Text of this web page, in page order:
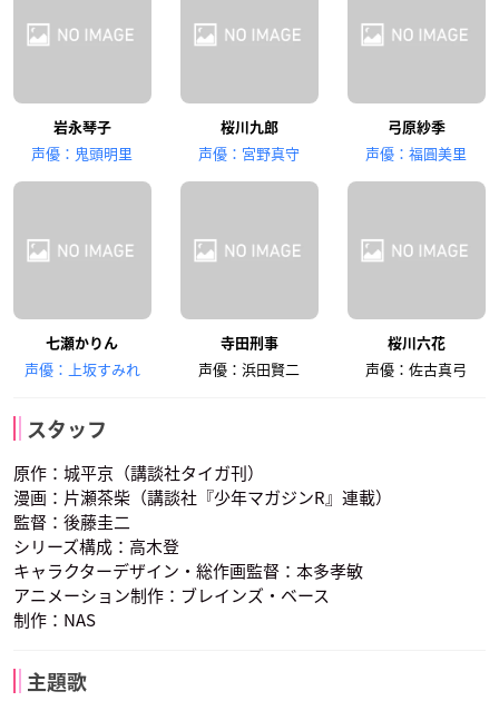
岩永琴子
声優：鬼頭明里
桜川九郎
声優：宮野真守
弓原紗季
声優：福圓美里
七瀬かりん
声優：上坂すみれ
寺田刑事
声優：浜田賢二
桜川六花
声優：佐古真弓
スタッフ
原作：城平京（講談社タイガ刊）
漫画：片瀬茶柴（講談社『少年マガジンR』連載）
監督：後藤圭二
シリーズ構成：高木登
キャラクターデザイン・総作画監督：本多孝敏
アニメーション制作：ブレインズ・ベース
制作：NAS
主題歌